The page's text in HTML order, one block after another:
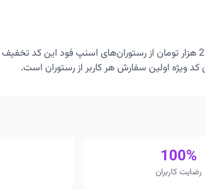
کد ویژه اولین سفارش هر کاربر از رستوران است.
100%
رضایت کاربران